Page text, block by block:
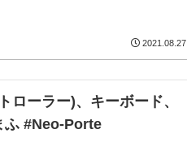
2021.08.27
ローラー)、キーボード、
ふ #Neo-Porte